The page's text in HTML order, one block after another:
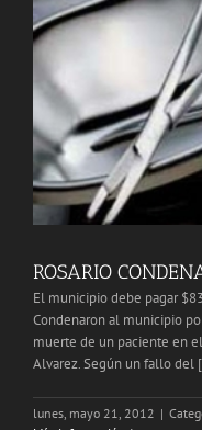
ROSARIO
El municipio debe pagar
Condenaron al municipio
muerte de un paciente en
Alvarez. Según un fallo del
lunes, mayo 21, 2012 |